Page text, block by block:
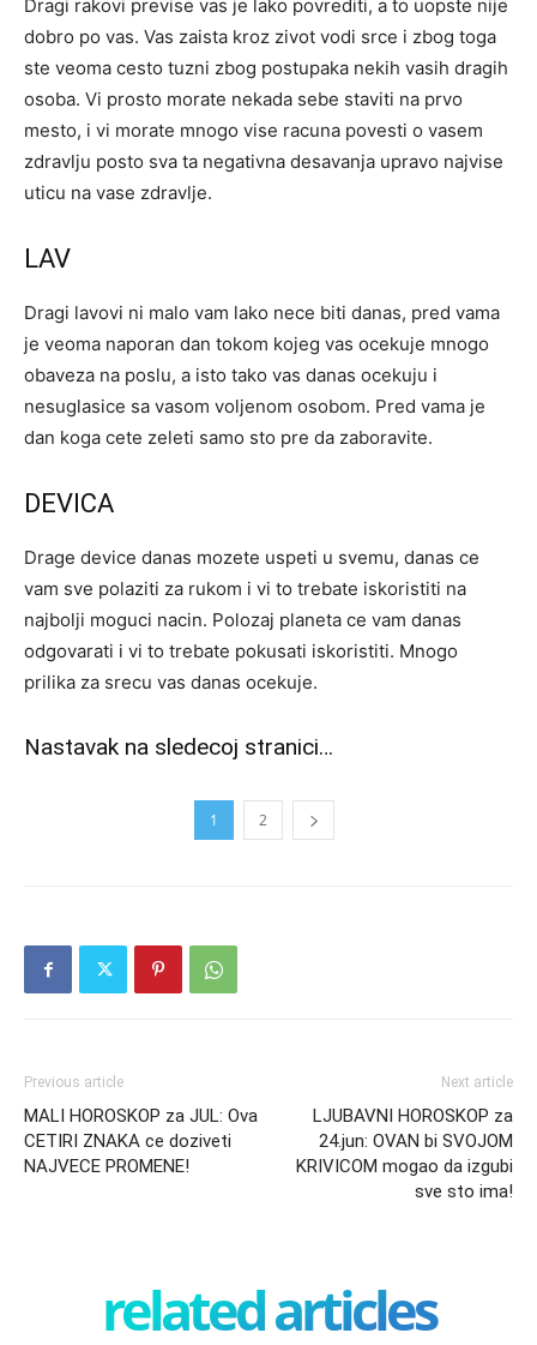
Dragi rakovi previse vas je lako povrediti, a to uopste nije
dobro po vas. Vas zaista kroz zivot vodi srce i zbog toga
ste veoma cesto tuzni zbog postupaka nekih vasih dragih
osoba. Vi prosto morate nekada sebe staviti na prvo
mesto, i vi morate mnogo vise racuna povesti o vasem
zdravlju posto sva ta negativna desavanja upravo najvise
uticu na vase zdravlje.
LAV
Dragi lavovi ni malo vam lako nece biti danas, pred vama
je veoma naporan dan tokom kojeg vas ocekuje mnogo
obaveza na poslu, a isto tako vas danas ocekuju i
nesuglasice sa vasom voljenom osobom. Pred vama je
dan koga cete zeleti samo sto pre da zaboravite.
DEVICA
Drage device danas mozete uspeti u svemu, danas ce
vam sve polaziti za rukom i vi to trebate iskoristiti na
najbolji moguci nacin. Polozaj planeta ce vam danas
odgovarati i vi to trebate pokusati iskoristiti. Mnogo
prilika za srecu vas danas ocekuje.
Nastavak na sledecoj stranici…
1 2
Previous article
MALI HOROSKOP za JUL: Ova
CETIRI ZNAKA ce doziveti
NAJVECE PROMENE!
Next article
LJUBAVNI HOROSKOP za
24.jun: OVAN bi SVOJOM
KRIVICOM mogao da izgubi
sve sto ima!
related articles